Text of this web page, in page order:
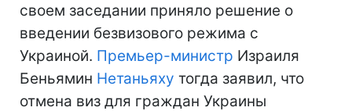
своем заседании приняло решение о
введении безвизового режима с
Украиной. Премьер-министр Израиля
Беньямин Нетаньяху тогда заявил, что
отмена виз для граждан Украины